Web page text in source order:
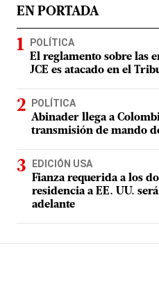
EN PORTADA
POLÍTICA
El reglamento sobre las
JCE es atacado en el
POLÍTICA
Abinader llega a
transmisión de mando
EDICIÓN USA
Fianza requerida a los
residencia a EE. UU.
adelante